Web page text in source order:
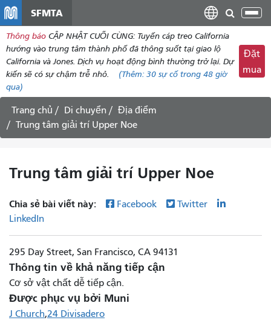
dung
SFMTA
Thông báo CẬP NHẬT CUỐI CÙNG: Tuyến cáp treo California
hướng vào trung tâm thành phố đã thông suốt tại giao lộ
California và Jones. Dịch vụ hoạt động bình thường trở lại. Dự
kiến ​​sẽ có sự chậm trễ nhỏ.
(Thêm: 30 sự cố trong 48 giờ
qua)
Đặt
mua
Trang chủ Di chuyển
Địa điểm
Trung tâm giải trí Upper Noe
Trung tâm giải trí Upper Noe
Chia sẻ bài viết này: Facebook
Twitter
LinkedIn
295 Day Street, San Francisco, CA 94131
Thông tin về khả năng tiếp cận
Cơ sở vật chất dễ tiếp cận.
Được phục vụ bởi Muni
J Church 24 Divisadero